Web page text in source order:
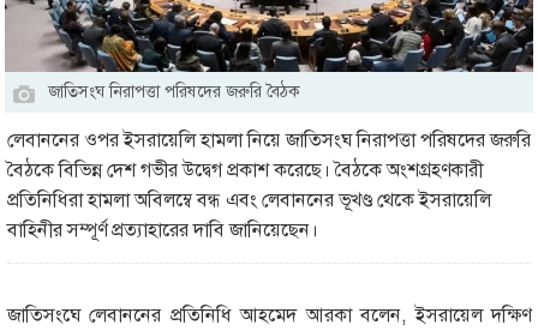
জাতিসংঘ নিরাপত্তা পরিষদের জরুরি বৈঠক
লেবাননের ওপর ইসরায়েলি হামলা নিয়ে জাতিসংঘ নিরাপত্তা পরিষদের জরুরি
বৈঠকে বিভিন্ন দেশ গভীর উদ্বেগ প্রকাশ করেছে। বৈঠকে অংশগ্রহণকারী
প্রতিনিধিরা হামলা অবিলম্বে বন্ধ এবং লেবাননের ভূখণ্ড থেকে ইসরায়েলি
বাহিনীর সম্পূর্ণ প্রত্যাহারের দাবি জানিয়েছেন।
জাতিসংঘে লেবাননের প্রতিনিধি আহমেদ আরকা বলেন, ইসরায়েল দক্ষিণ